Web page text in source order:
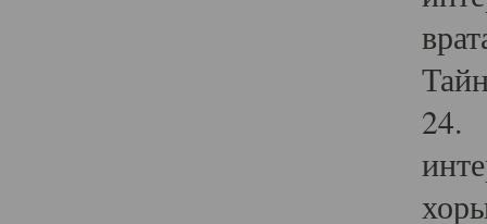
24.